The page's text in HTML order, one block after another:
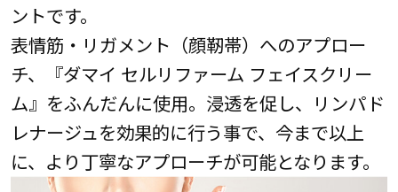
ントです。
表情筋・リガメント（顔靭帯）へのアプロー
チ、『ダマイ セルリファーム フェイスクリー
ム』をふんだんに使用。浸透を促し、リンパド
レナージュを効果的に行う事で、今まで以上
に、より丁寧なアプローチが可能となります。